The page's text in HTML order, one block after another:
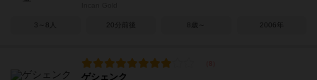
3～8人 20分前後 8歳～ 2006年
ゲシェンク